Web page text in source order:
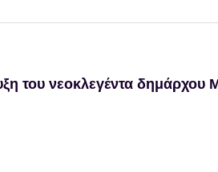
του νεοκλεγέντα